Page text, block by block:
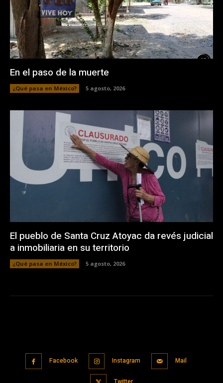
En el paso de la muerte
¿Qué pasa en México? 5 agosto, 2026
El pueblo de Santa Cruz Atoyac da revés judicial
a inmobiliaria en su territorio
¿Qué pasa en México? 5 agosto, 2026
Facebook Instagram Mail